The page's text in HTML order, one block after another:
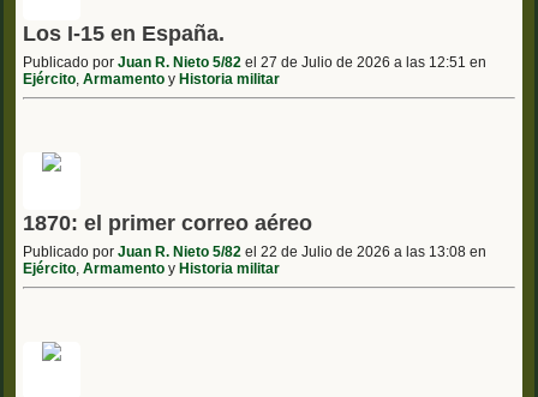
Los I-15 en España.
Publicado por Juan R. Nieto 5/82 el 27 de Julio de 2026 a las 12:51 en
Ejército Armamento y Historia militar
1870: el primer correo aéreo
Publicado por Juan R. Nieto 5/82 el 22 de Julio de 2026 a las 13:08 en
Ejército Armamento y Historia militar